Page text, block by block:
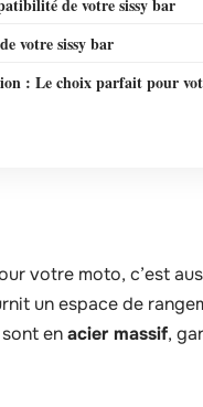
de votre sissy bar
votre sissy bar
: Le choix parfait pour
votre moto, c’est
un espace de
enacier massif,